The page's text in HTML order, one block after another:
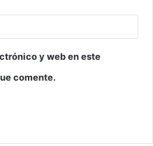
y web en este
comente.